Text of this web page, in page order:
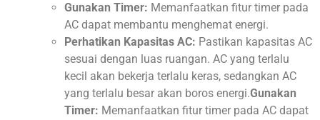
Gunakan Timer: Memanfaatkan fitur timer pada
AC dapat membantu menghemat energi.
Perhatikan Kapasitas AC: Pastikan kapasitas AC
sesuai dengan luas ruangan. AC yang terlalu
kecil akan bekerja terlalu keras, sedangkan AC
yang terlalu besar akan boros energi.Gunakan
Timer: Memanfaatkan fitur timer pada AC dapat